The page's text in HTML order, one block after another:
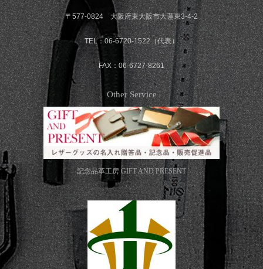
〒577-0824 大阪府東大阪市大蓮東3-4-2
TEL：06-6720-1522（代表）
FAX：06-6727-8261
Other Service
記念品革工房 GIFT AND PRESENT